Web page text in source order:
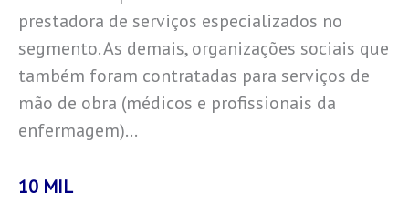
prestadora de serviços especializados no
segmento. As demais, organizações sociais que
também foram contratadas para serviços de
mão de obra (médicos e profissionais da
enfermagem)…
10 MIL